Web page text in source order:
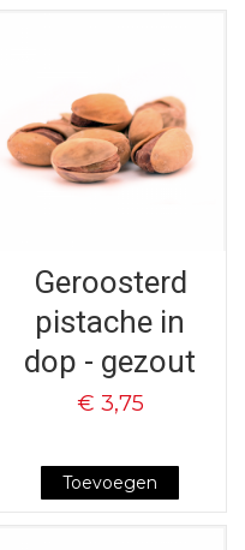
Geroosterd
pistache in
dop - gezout
€ 3,75
Toevoegen